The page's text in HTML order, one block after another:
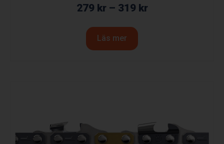
279 kr – 319 kr
Läs mer